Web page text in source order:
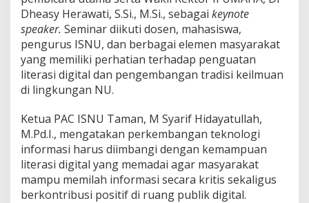
Dheasy Herawati, S.Si., M.Si., sebagai keynote
speaker. Seminar diikuti dosen, mahasiswa,
pengurus ISNU, dan berbagai elemen masyarakat
yang memiliki perhatian terhadap penguatan
literasi digital dan pengembangan tradisi keilmuan
di lingkungan NU.
Ketua PAC ISNU Taman, M Syarif Hidayatullah,
M.Pd.I., mengatakan perkembangan teknologi
informasi harus diimbangi dengan kemampuan
literasi digital yang memadai agar masyarakat
mampu memilah informasi secara kritis sekaligus
berkontribusi positif di ruang publik digital.